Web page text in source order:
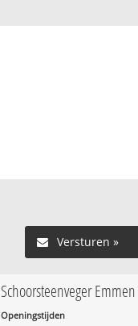
Versturen »
Schoorsteenveger Emmen
Openingstijden